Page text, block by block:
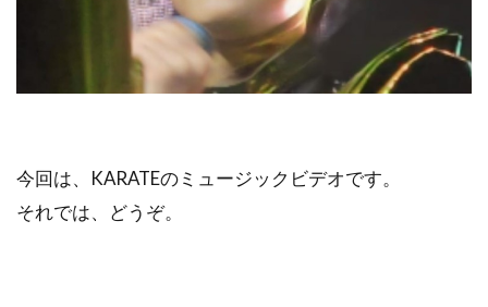
今回は、KARATEのミュージックビデオです。
それでは、どうぞ。